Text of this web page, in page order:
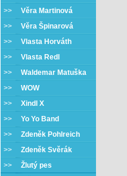
>> Věra Martinová
>> Věra Špinarová
>> Vlasta Horváth
>> Vlasta Redl
>> Waldemar Matuška
>> WOW
>> Xindl X
>> Yo Yo Band
>> Zdeněk Pohlreich
>> Zdeněk Svěrák
>> Žlutý pes